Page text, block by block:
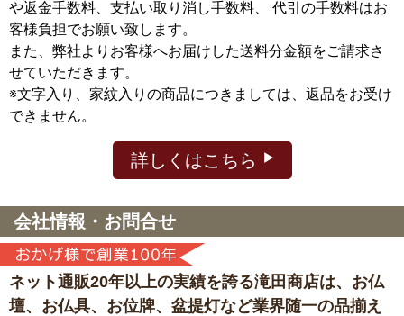
や返金手数料、支払い取り消し手数料、 代引の手数料はお
客様負担でお願い致します。
また、弊社よりお客様へお届けした送料分金額をご請求さ
せていただきます。
※文字入り、家紋入りの商品につきましては、返品をお受け
できません。
詳しくはこちら
会社情報・お問合せ
ネット通販20年以上の実績を誇る滝田商店は、 お仏
壇、お仏具、お位牌、盆提灯など業界随一の品揃え